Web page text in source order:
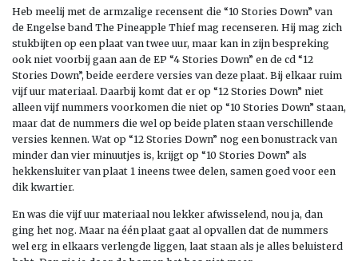
Heb meelij met de armzalige recensent die “10 Stories Down” van
de Engelse band The Pineapple Thief mag recenseren. Hij mag zich
stukbijten op een plaat van twee uur, maar kan in zijn bespreking
ook niet voorbij gaan aan de EP “4 Stories Down” en de cd “12
Stories Down”, beide eerdere versies van deze plaat. Bij elkaar ruim
vijf uur materiaal. Daarbij komt dat er op “12 Stories Down” niet
alleen vijf nummers voorkomen die niet op “10 Stories Down” staan,
maar dat de nummers die wel op beide platen staan verschillende
versies kennen. Wat op “12 Stories Down” nog een bonustrack van
minder dan vier minuutjes is, krijgt op “10 Stories Down” als
hekkensluiter van plaat 1 ineens twee delen, samen goed voor een
dik kwartier.
En was die vijf uur materiaal nou lekker afwisselend, nou ja, dan
ging het nog. Maar na één plaat gaat al opvallen dat de nummers
wel erg in elkaars verlengde liggen, laat staan als je alles beluisterd